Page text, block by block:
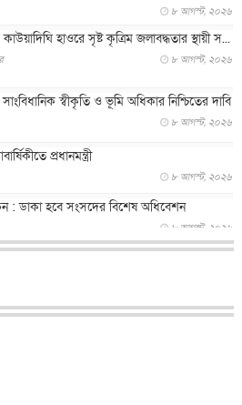
৮ আগস্ট, ২০২৬
হাওরে সৃষ্ট কৃত্রিম জলাবদ্ধতার স্থায়ী স...
৮ আগস্ট, ২০২৬
স্বীকৃতি ও ভূমি অধিকার নিশ্চিতের দাবি
৮ আগস্ট, ২০২৬
প্রধানমন্ত্রী
৮ আগস্ট, ২০২৬
: ডাকা হবে সংসদের বিশেষ অধিবেশন
৮ আগস্ট, ২০২৬
সাক্ষাতে খুদে শিল্পী অনুশ্রী রায়ের স্বপ...
সঙ্গে প্রতিরক্ষা চুক্তি সৌদি আরবকে কতটা ন...
কেলেঙ্কারি : পাকিস্তানির অপরাধে অস্বস্তি...